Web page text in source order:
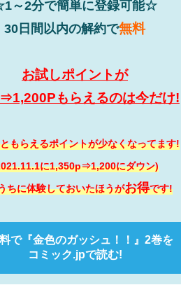
～2分で簡単に登録可能☆
30日間以内の解約で無料
お試しポイントが
もらえるのは今だけ!
もらえるポイントが少なくなってます!
に1,350p⇒1,200にダウン)
ちに体験しておいたほうがお得です!
で『金色のガッシュ！！』 2巻を
コミック.jpで読む!